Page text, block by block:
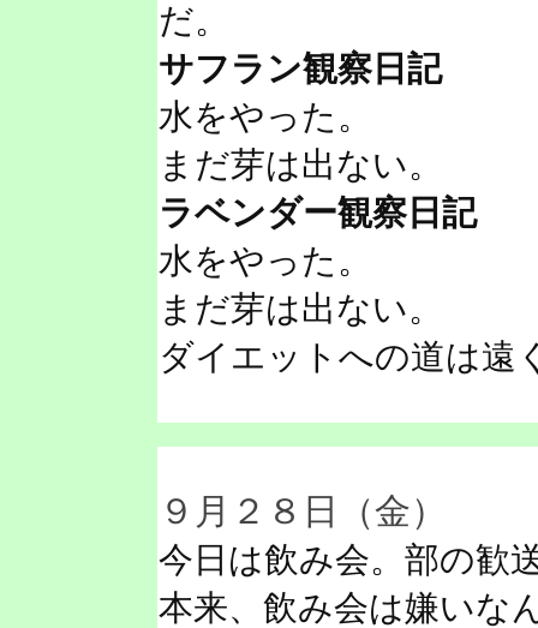
だ。
サフラン観察日記
水をやった。
まだ芽は出ない。
ラベンダー観察日記
水をやった。
まだ芽は出ない。
ダイエットへの道は遠
９月２８日（金）
今日は飲み会。部の歓
本来、飲み会は嫌いな